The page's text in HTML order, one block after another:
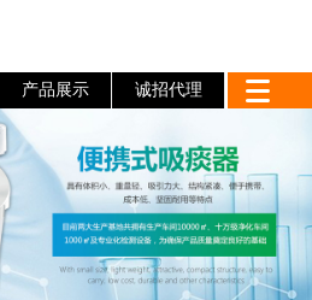
产品展示 诚招代理